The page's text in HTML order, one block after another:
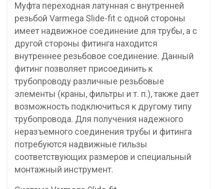
Муфта переходная латунная с внутренней
резьбой Varmega Slide-fit с одной стороны
имеет надвижное соединение для трубы, а с
другой стороны фитинга находится
внутреннее резьбовое соединение. Данный
фитинг позволяет присоединить к
трубопроводу различные резьбовые
элементы (краны, фильтры и т. п.), также дает
возможность подключиться к другому типу
трубопровода. Для получения надежного
неразъемного соединения трубы и фитинга
потребуются надвижные гильзы
соответствующих размеров и специальный
монтажный инструмент.